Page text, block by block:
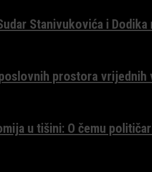
Stanivukovića i
prostora vrijednih
u tišini: O čemu